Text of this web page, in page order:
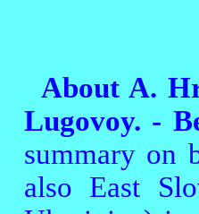
About A.
Lugovoy. -
summary on
also East